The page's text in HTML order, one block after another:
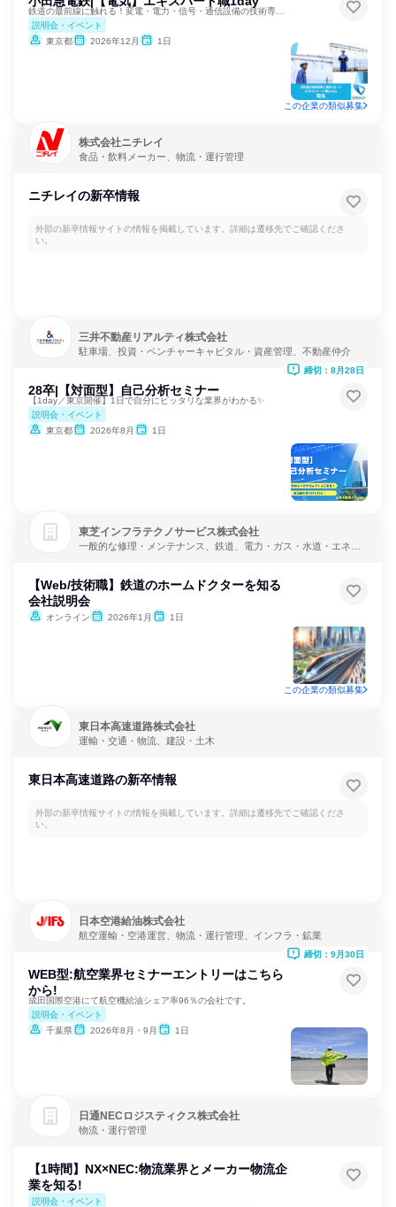
説明会・イベント
東京都
2026年12月 1日
この企業の類似募集
株式会社ニチレイ
食品・飲料メーカー、物流・運行管理
ニチレイの新卒情報
外部の新卒情報サイトの情報を掲載しています。詳細は遷移先でご確認くださ
い。
三井不動産リアルティ株式会社
駐車場、投資・ベンチャーキャピタル・資産管理、不動産仲介
28卒|【対面型】自己分析セミナー
【1day／東京開催】1日で自分にピッタリな業界がわかる✨
説明会・イベント
東京都
2026年8月 1日
締切：8月28日
東芝インフラテクノサービス株式会社
一般的な修理・メンテナンス、鉄道、電力・ガス・水道・エネル
【Web/技術職】鉄道のホームドクターを知る
会社説明会
オンライン 2026年1月 1日
この企業の類似募集
東日本高速道路株式会社
運輸・交通・物流、建設・土木
東日本高速道路の新卒情報
外部の新卒情報サイトの情報を掲載しています。詳細は遷移先でご確認くださ
い。
日本空港給油株式会社
航空運輸・空港運営、物流・運行管理、インフラ・鉱業
WEB型:航空業界セミナーエントリーはこちら
から!
成田国際空港にて航空機給油シェア率96％の会社です。
説明会・イベント
千葉県
2026年8月・9月 1日
締切：9月30日
日通NECロジスティクス株式会社
物流・運行管理
【1時間】NX×NEC:物流業界とメーカー物流企
業を知る!
説明会・イベント